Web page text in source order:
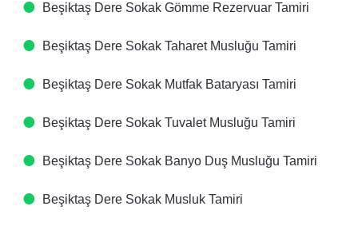
Beşiktaş Dere Sokak Gömme Rezervuar Tamiri
Beşiktaş Dere Sokak Taharet Musluğu Tamiri
Beşiktaş Dere Sokak Mutfak Bataryası Tamiri
Beşiktaş Dere Sokak Tuvalet Musluğu Tamiri
Beşiktaş Dere Sokak Banyo Duş Musluğu Tamiri
Beşiktaş Dere Sokak Musluk Tamiri